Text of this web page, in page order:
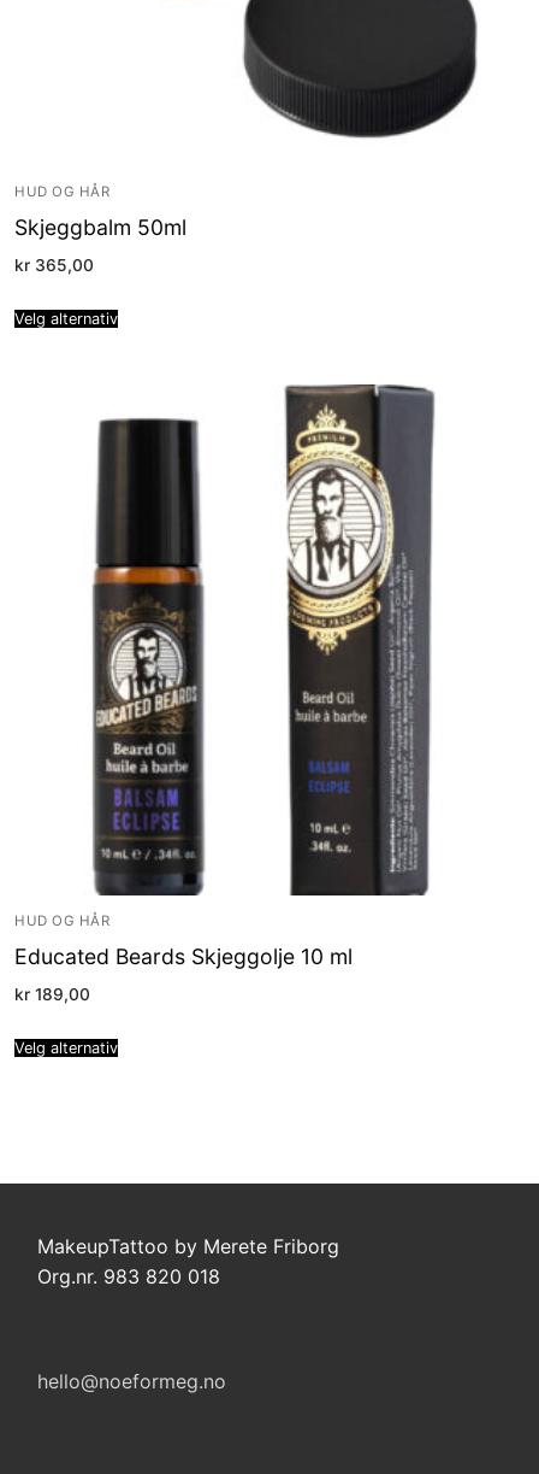
HUD OG HÅR
Skjeggbalm 50ml
kr 365,00
Velg alternativ
HUD OG HÅR
Educated Beards Skjeggolje 10 ml
kr 189,00
Velg alternativ
MakeupTattoo by Merete Friborg
Org.nr. 983 820 018
hello@noeformeg.no